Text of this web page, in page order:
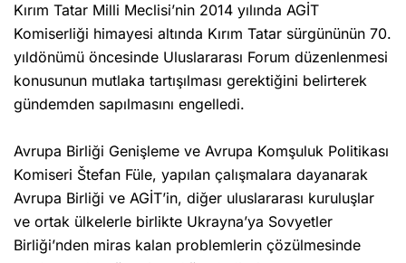
Kırım Tatar Milli Meclisi’nin 2014 yılında AGİT
Komiserliği himayesi altında Kırım Tatar sürgününün 70.
yıldönümü öncesinde Uluslararası Forum düzenlenmesi
konusunun mutlaka tartışılması gerektiğini belirterek
gündemden sapılmasını engelledi.
Avrupa Birliği Genişleme ve Avrupa Komşuluk Politikası
Komiseri Štefan Füle, yapılan çalışmalara dayanarak
Avrupa Birliği ve AGİT’in, diğer uluslararası kuruluşlar
ve ortak ülkelerle birlikte Ukrayna’ya Sovyetler
Birliği’nden miras kalan problemlerin çözülmesinde